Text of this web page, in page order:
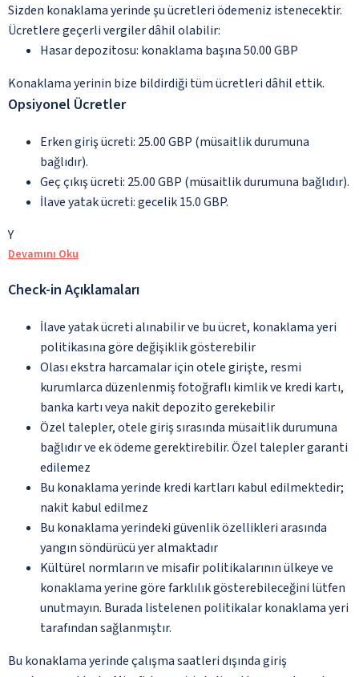
Sizden konaklama yerinde şu ücretleri ödemeniz istenecektir.
Ücretlere geçerli vergiler dâhil olabilir:
Hasar depozitosu: konaklama başına 50.00 GBP
Konaklama yerinin bize bildirdiği tüm ücretleri dâhil ettik.
Opsiyonel Ücretler
Erken giriş ücreti: 25.00 GBP (müsaitlik durumuna
bağlıdır).
Geç çıkış ücreti: 25.00 GBP (müsaitlik durumuna bağlıdır).
İlave yatak ücreti: gecelik 15.0 GBP.
Y
Devamını Oku
Check-in Açıklamaları
İlave yatak ücreti alınabilir ve bu ücret, konaklama yeri
politikasına göre değişiklik gösterebilir
Olası ekstra harcamalar için otele girişte, resmi
kurumlarca düzenlenmiş fotoğraflı kimlik ve kredi kartı,
banka kartı veya nakit depozito gerekebilir
Özel talepler, otele giriş sırasında müsaitlik durumuna
bağlıdır ve ek ödeme gerektirebilir. Özel talepler garanti
edilemez
Bu konaklama yerinde kredi kartları kabul edilmektedir;
nakit kabul edilmez
Bu konaklama yerindeki güvenlik özellikleri arasında
yangın söndürücü yer almaktadır
Kültürel normların ve misafir politikalarının ülkeye ve
konaklama yerine göre farklılık gösterebileceğini lütfen
unutmayın. Burada listelenen politikalar konaklama yeri
tarafından sağlanmıştır.
Bu konaklama yerinde çalışma saatleri dışında giriş